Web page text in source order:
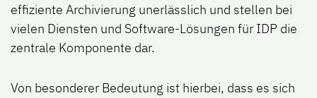
effiziente Archivierung unerlässlich und stellen bei
vielen Diensten und Software-Lösungen für IDP die
zentrale Komponente dar.
Von besonderer Bedeutung ist hierbei, dass es sich